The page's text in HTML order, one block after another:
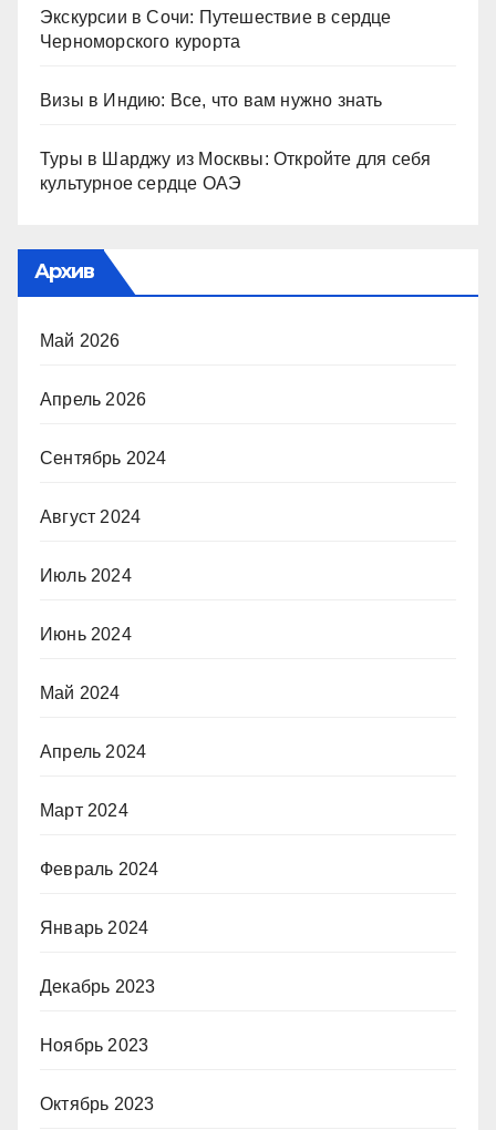
Экскурсии в Сочи: Путешествие в сердце
Черноморского курорта
Визы в Индию: Все, что вам нужно знать
Туры в Шарджу из Москвы: Откройте для себя
культурное сердце ОАЭ
Архив
Май 2026
Апрель 2026
Сентябрь 2024
Август 2024
Июль 2024
Июнь 2024
Май 2024
Апрель 2024
Март 2024
Февраль 2024
Январь 2024
Декабрь 2023
Ноябрь 2023
Октябрь 2023